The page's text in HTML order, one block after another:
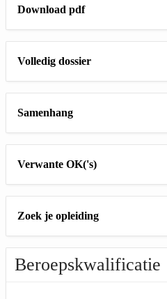
Download pdf
Volledig dossier
Samenhang
Verwante OK('s)
Zoek je opleiding
Beroepskwalificatie